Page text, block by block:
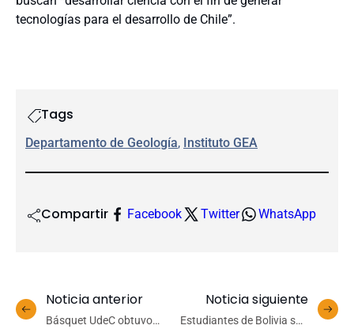
tecnologías para el desarrollo de Chile”.
Tags
Departamento de Geología, Instituto GEA
Compartir Facebook Twitter WhatsApp
Noticia anterior
Básquet UdeC obtuvo
Noticia siguiente
Estudiantes de Bolivia son